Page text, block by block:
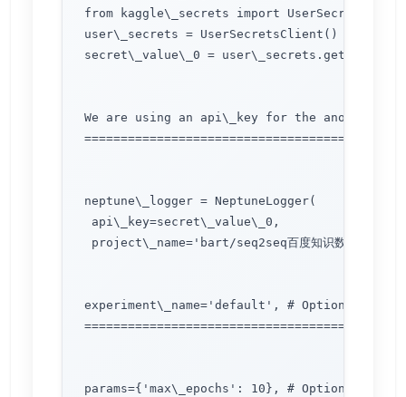
from kaggle\_secrets import
user\_secrets = UserSecretsClient()
secret\_value\_0 =
We are using an api\_key for the anonymous
neptune\_logger = NeptuneLogger(
api\_key=secret\_value\_0,
project\_name='bart/seq2seq百度知识数据
experiment\_name='default', # Optional,
=======================================
params={'max\_epochs': 10}, # Optional,